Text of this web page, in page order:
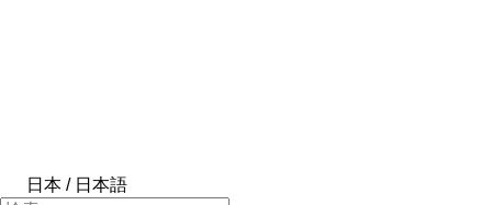
日本 / 日本語